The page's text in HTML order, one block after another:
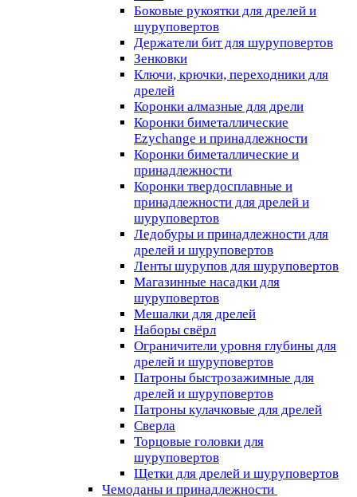
Боковые рукоятки для дрелей и
шуруповертов
Держатели бит для шуруповертов
Зенковки
Ключи, крючки, переходники для
дрелей
Коронки алмазные для дрели
Коронки биметаллические
Ezychange и принадлежности
Коронки биметаллические и
принадлежности
Коронки твердосплавные и
принадлежности для дрелей и
шуруповертов
Ледобуры и принадлежности для
дрелей и шуруповертов
Ленты шурупов для шуруповертов
Магазинные насадки для
шуруповертов
Мешалки для дрелей
Наборы свёрл
Ограничители уровня глубины для
дрелей и шуруповертов
Патроны быстрозажимные для
дрелей и шуруповертов
Патроны кулачковые для дрелей
Сверла
Торцовые головки для
шуруповертов
Щетки для дрелей и шуруповертов
Чемоданы и принадлежности